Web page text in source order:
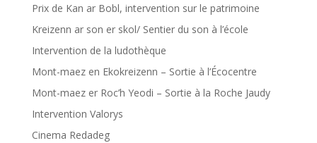
Prix de Kan ar Bobl, intervention sur le patrimoine
Kreizenn ar son er skol/ Sentier du son à l’école
Intervention de la ludothèque
Mont-maez en Ekokreizenn – Sortie à l’Écocentre
Mont-maez er Roc’h Yeodi – Sortie à la Roche Jaudy
Intervention Valorys
Cinema Redadeg